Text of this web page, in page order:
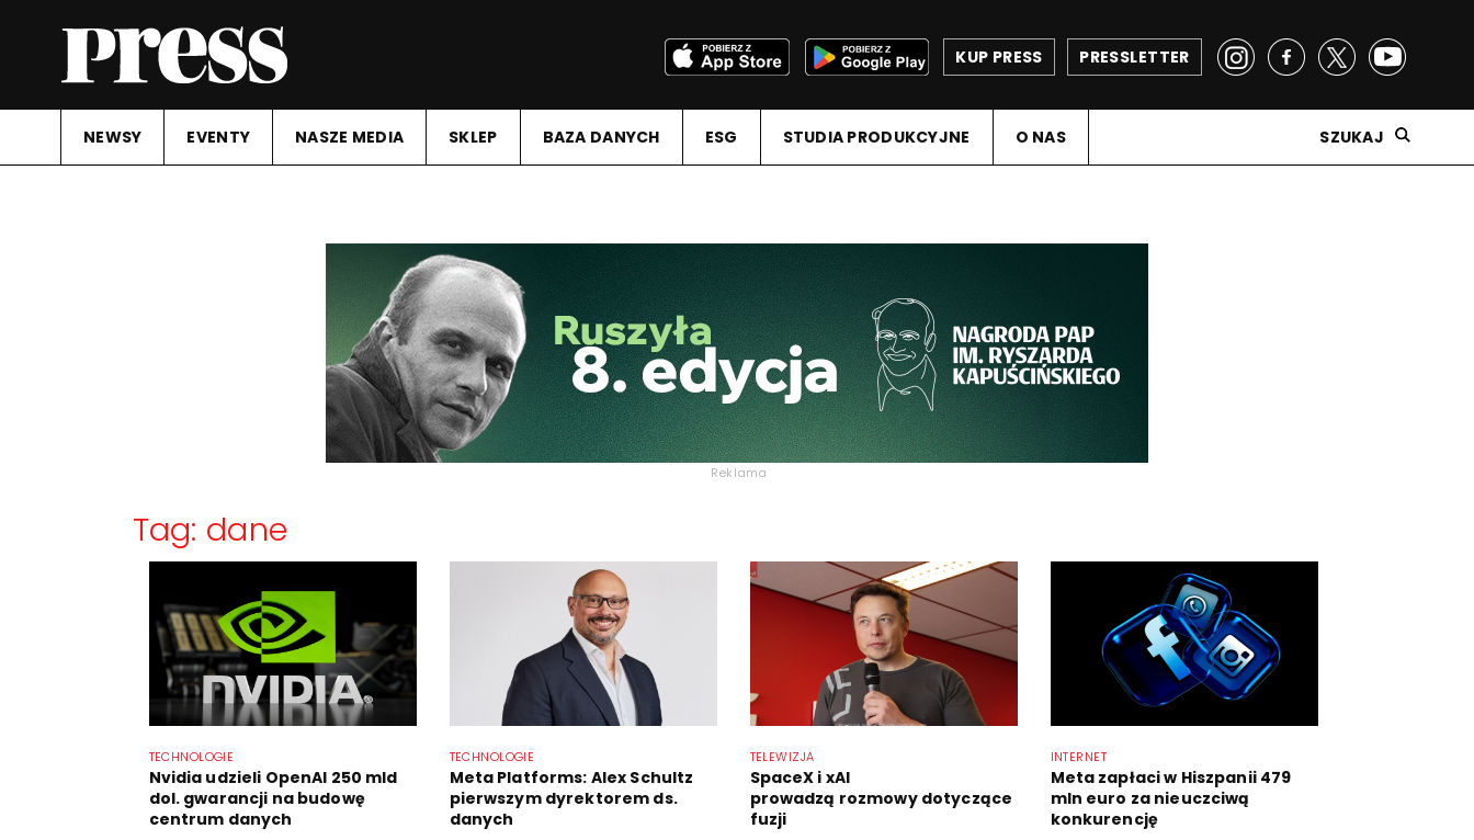
PRESSLETTER
KUP PRESS
NEWSY EVENTY NASZE MEDIA SKLEP BAZA DANYCH ESG STUDIA PRODUKCYJNE O NAS SZUKAJ
Reklama
Tag: dane
TECHNOLOGIE
Nvidia udzieli OpenAI 250 mld
dol. gwarancji na budowę
centrum danych
TECHNOLOGIE
Meta Platforms: Alex Schultz
pierwszym dyrektorem ds.
danych
TELEWIZJA
SpaceX i xAI
prowadzą rozmowy dotyczące
fuzji
INTERNET
Meta zapłaci w Hiszpanii 479
mln euro za nieuczciwą
konkurencję